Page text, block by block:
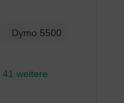
Dymo 5500
41 weitere